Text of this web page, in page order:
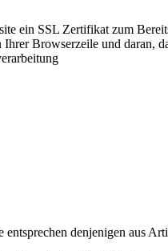
ein SSL Zertifikat zum
Browserzeile und daran,
denjenigen aus